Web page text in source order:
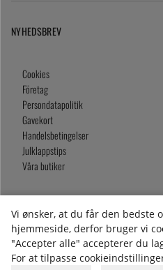
NYHEDSBREV
Cookies
Företag
Persondatapolitik
Gavekort
Handelsbetingelser
Julklappstips
Våra butiker
2026
Vi ønsker, at du får den bedste
hjemmeside, derfor bruger vi
"Accepter alle" accepterer du
For at tilpasse